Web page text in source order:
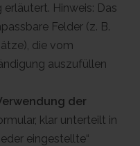
Hinweis: Das
Felder (z. B.
die vom
auszufüllen
der
klar unterteilt in
eingestellte“